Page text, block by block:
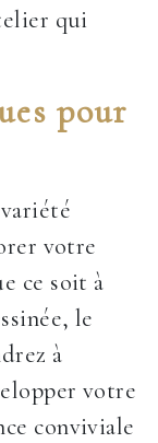
qui
pour
votre
ce soit à
le
à
votre
conviviale